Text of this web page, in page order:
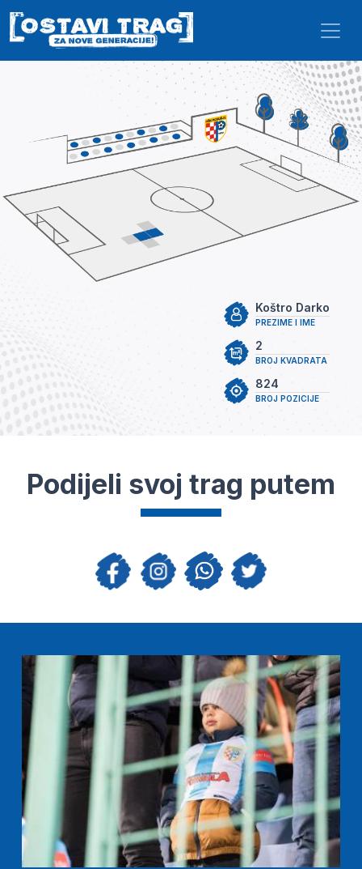
Skip to main content
PREZIME I IME
Koštro Darko
BROJ KVADRATA
2
BROJ POZICIJE
824
Podijeli svoj trag putem